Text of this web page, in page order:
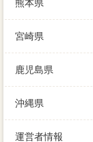
熊本県
宮崎県
鹿児島県
沖縄県
運営者情報